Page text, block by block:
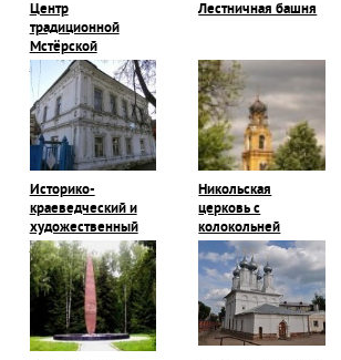
Центр
традиционной
Мстёрской
миниатюры
Лестничная башня
Историко-
краеведческий и
художественный
музей
Никольская
церковь с
колокольней